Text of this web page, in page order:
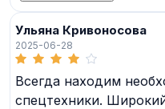
Ульяна Кривоносова
2025-06-28
Всегда находим
спецтехники.